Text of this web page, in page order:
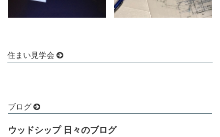
住まい見学会
ブログ
ウッドシップ 日々のブログ